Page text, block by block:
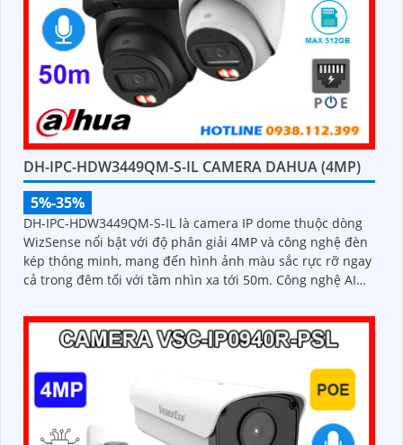
DH-IPC-HDW3449QM-S-IL CAMERA DAHUA (4MP)
5%-35%
DH-IPC-HDW3449QM-S-IL là camera IP dome thuộc dòng
WizSense nổi bật với độ phân giải 4MP và công nghệ đèn
kép thông minh, mang đến hình ảnh màu sắc rực rỡ ngay
cả trong đêm tối với tầm nhìn xa tới 50m. Công nghệ AI
phương tiện, kết hợp với tính năng đàm thoại hai chiều,
hỗ trợ khe thẻ nhớ lên đến 512GB đáp ứng hoàn hảo an